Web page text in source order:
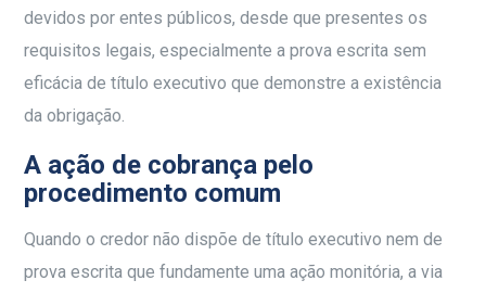
devidos por entes públicos, desde que presentes os
requisitos legais, especialmente a prova escrita sem
eficácia de título executivo que demonstre a existência
da obrigação.
A ação de cobrança pelo
procedimento comum
Quando o credor não dispõe de título executivo nem de
prova escrita que fundamente uma ação monitória, a via